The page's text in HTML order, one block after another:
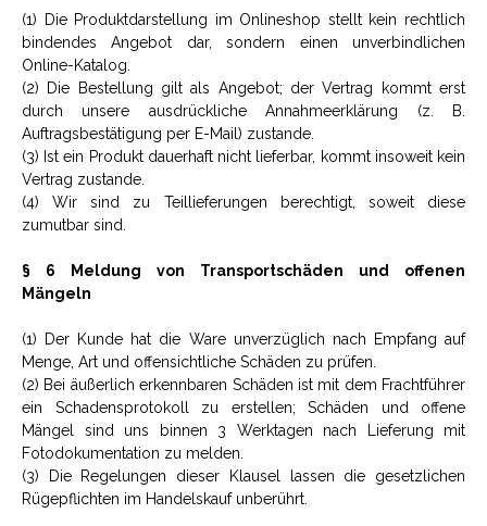
(1) Die Produktdarstellung im Onlineshop stellt kein rechtlich
bindendes Angebot dar, sondern einen unverbindlichen
Online-Katalog.
(2) Die Bestellung gilt als Angebot; der Vertrag kommt erst
durch unsere ausdrückliche Annahmeerklärung (z. B.
Auftragsbestätigung per E-Mail) zustande.
(3) Ist ein Produkt dauerhaft nicht lieferbar, kommt insoweit kein
Vertrag zustande.
(4) Wir sind zu Teillieferungen berechtigt, soweit diese
zumutbar sind.
§ 6 Meldung von Transportschäden und offenen
Mängeln
(1) Der Kunde hat die Ware unverzüglich nach Empfang auf
Menge, Art und offensichtliche Schäden zu prüfen.
(2) Bei äußerlich erkennbaren Schäden ist mit dem Frachtführer
ein Schadensprotokoll zu erstellen; Schäden und offene
Mängel sind uns binnen 3 Werktagen nach Lieferung mit
Fotodokumentation zu melden.
(3) Die Regelungen dieser Klausel lassen die gesetzlichen
Rügepflichten im Handelskauf unberührt.